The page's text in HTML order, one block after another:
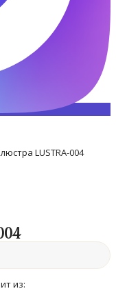
LUSTRA-004
из: